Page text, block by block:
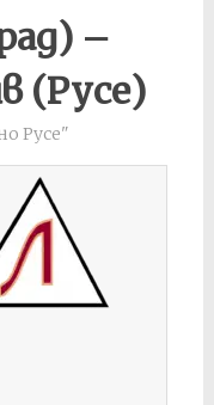
–
(Русе)
Русе"